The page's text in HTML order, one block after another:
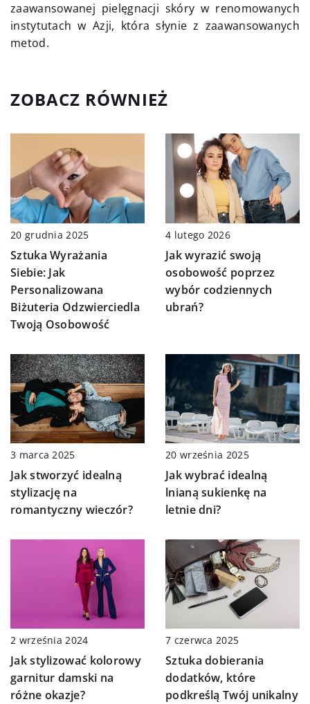
zaawansowanej pielęgnacji skóry w renomowanych
instytutach w Azji, która słynie z zaawansowanych
metod.
ZOBACZ RÓWNIEŻ
20 grudnia 2025
Sztuka Wyrażania
Siebie: Jak
Personalizowana
Biżuteria Odzwierciedla
Twoją Osobowość
4 lutego 2026
Jak wyrazić swoją
osobowość poprzez
wybór codziennych
ubrań?
3 marca 2025
Jak stworzyć idealną
stylizację na
romantyczny wieczór?
20 września 2025
Jak wybrać idealną
lnianą sukienkę na
letnie dni?
2 września 2024
Jak stylizować kolorowy
garnitur damski na
różne okazje?
7 czerwca 2025
Sztuka dobierania
dodatków, które
podkreślą Twój unikalny